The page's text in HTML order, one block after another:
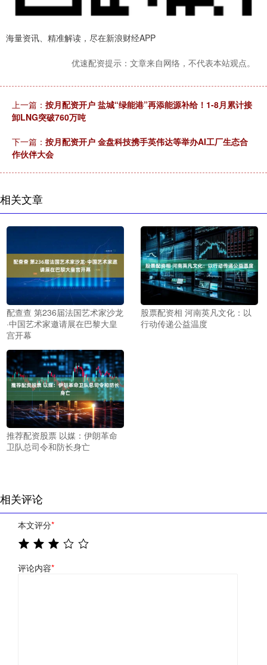
海量资讯、精准解读，尽在新浪财经APP
优速配资提示：文章来自网络，不代表本站观点。
上一篇： 按月配资开户 盐城“绿能港”再添能源补给！1-8月累计接
卸LNG突破760万吨
下一篇： 按月配资开户 金盘科技携手英伟达等举办AI工厂生态合
作伙伴大会
相关文章
配查查 第236届法国艺术家沙龙
·中国艺术家邀请展在巴黎大皇
宫开幕
股票配资相 河南英凡文化：以
行动传递公益温度
推荐配资股票 以媒：伊朗革命
卫队总司令和防长身亡
相关评论
本文评分*
评论内容*